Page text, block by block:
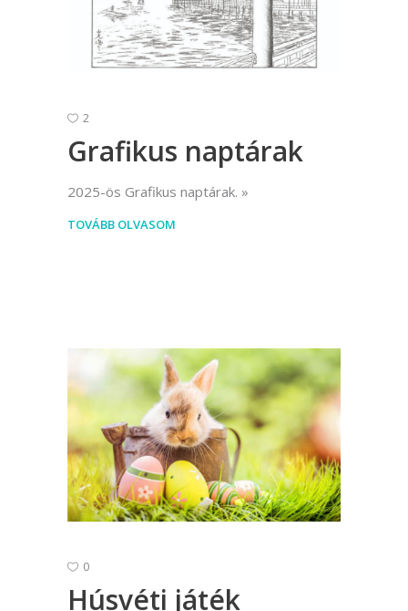
2
Grafikus naptárak
2025-ös Grafikus naptárak.
TOVÁBB OLVASOM
0
Húsvéti játék